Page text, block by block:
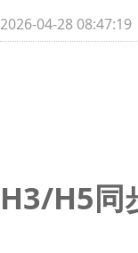
2026-04-28 08:47:19
H3/H5同